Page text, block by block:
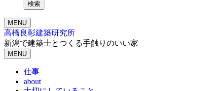
検索
MENU
高橋良彰建築研究所
新潟で建築士とつくる手触りのいい家
MENU
仕事
about